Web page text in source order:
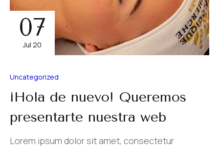
07
Jul 20
Uncategorized
¡Hola de nuevo! Queremos
presentarte nuestra web
Lorem ipsum dolor sit amet, consectetur